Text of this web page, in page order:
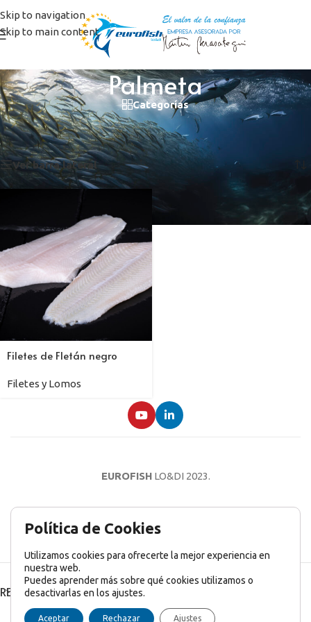
Skip to navigation
Skip to main content
Palmeta
Categorías
Inicio/Productos etiquetados “Palmeta”
Mostrando el único resultado
Ver barra lateral
Filetes de Fletán negro
Filetes y Lomos
EUROFISHLO&DI 2023.
AVISO LEGAL POLÍTICA DE PRIVACIDAD
RECENT POSTS
Política de Cookies
Utilizamos cookies para ofrecerte la mejor experiencia en
nuestra web.
Puedes aprender más sobre qué cookies utilizamos o
desactivarlas en los ajustes.
Aceptar Rechazar Ajustes
English Inglés) Français(Francés